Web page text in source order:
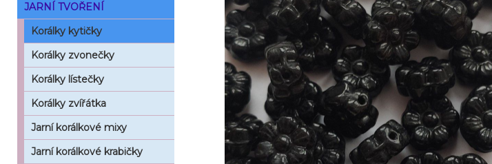
JARNÍ TVOŘENÍ
Korálky kytičky
Korálky zvonečky
Korálky lístečky
Korálky zvířátka
Jarní korálkové mixy
Jarní korálkové krabičky